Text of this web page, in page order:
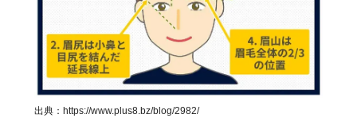
出典： https://www.plus8.bz/blog/2982/